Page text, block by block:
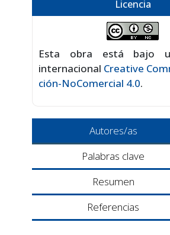
Licencia
Esta obra está bajo
internacional Creative
ción-NoComercial 4.0.
Autores/as
Palabras clave
Resumen
Referencias